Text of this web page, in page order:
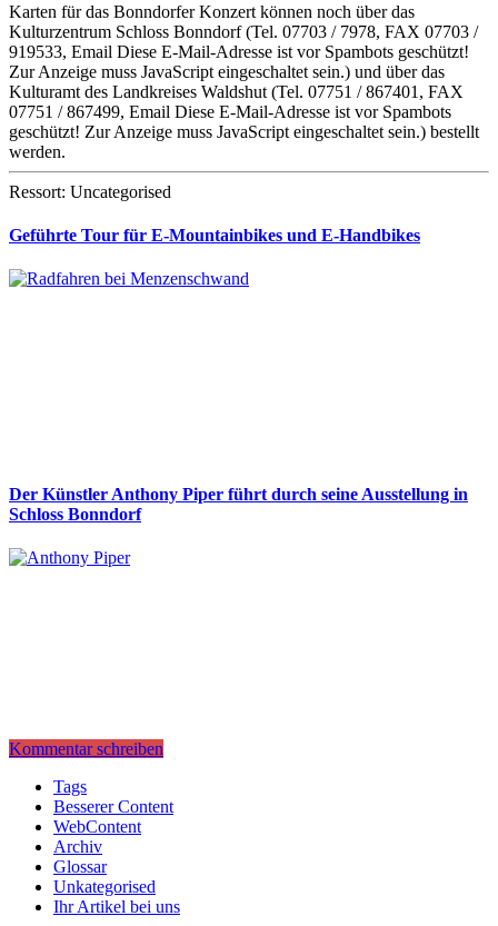
Karten für das Bonndorfer Konzert können noch über das
Kulturzentrum Schloss Bonndorf (Tel. 07703 / 7978, FAX 07703 /
919533, Email Diese E-Mail-Adresse ist vor Spambots geschützt!
Zur Anzeige muss JavaScript eingeschaltet sein.) und über das
Kulturamt des Landkreises Waldshut (Tel. 07751 / 867401, FAX
07751 / 867499, Email Diese E-Mail-Adresse ist vor Spambots
geschützt! Zur Anzeige muss JavaScript eingeschaltet sein.) bestellt
werden.
Ressort: Uncategorised
Geführte Tour für E-Mountainbikes und E-Handbikes
Der Künstler Anthony Piper führt durch seine Ausstellung in
Schloss Bonndorf
Kommentar schreiben
Tags
Besserer Content
WebContent
Archiv
Glossar
Unkategorised
Ihr Artikel bei uns